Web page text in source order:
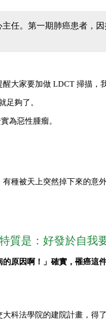
任。第一期肺癌患者，
大家要加做 LDCT 掃描，
足夠了。
為惡性腫瘤。
種被天上突然掉下來的意外
質是：好發於自我
的原因啊！」確實，罹癌
科法學院的建院計畫，得